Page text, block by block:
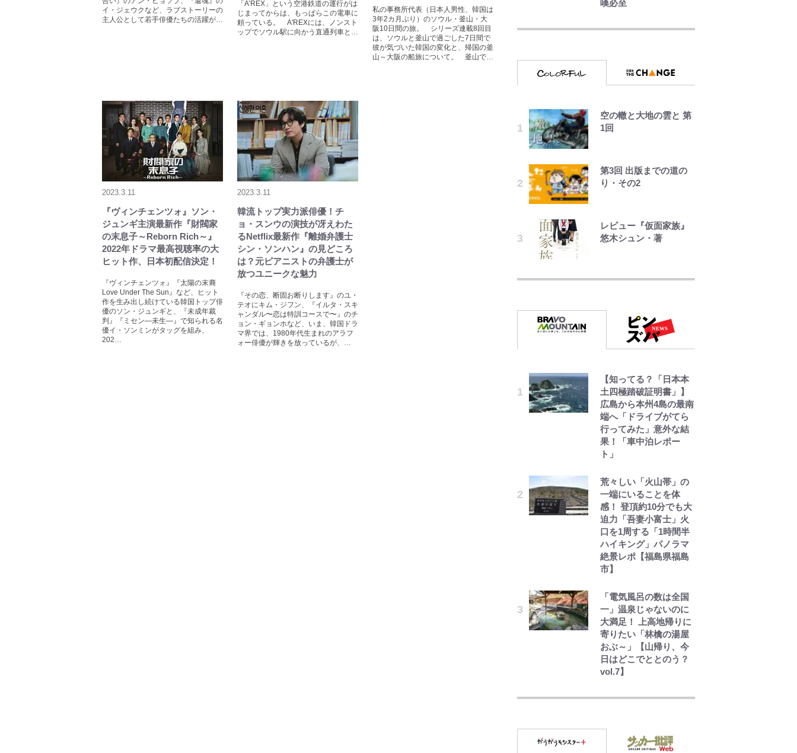
イ・ジェウクなど、ラブストーリーの
主人公として若手俳優たちの活躍が…
「A’REX」という空港鉄道の運行がは
じまってからは、もっぱらこの電車に
頼っている。 A'REXには、ノンスト
ップでソウル駅に向かう直通列車と…
私の事務所代表（日本人男性、韓国は
3年2カ月ぶり）のソウル・釜山・大
阪10日間の旅。 シリーズ連載8回目
は、ソウルと釜山で過ごした7日間で
彼が気づいた韓国の変化と、帰国の釜
山～大阪の船旅について。 釜山で…
2023.3.11
『ヴィンチェンツォ』ソン・
ジュンギ主演最新作『財閥家
の末息子～Reborn Rich～』
2022年ドラマ最高視聴率の大
ヒット作、日本初配信決定！
『ヴィンチェンツォ』『太陽の末裔
Love Under The Sun』など、ヒット
作を生み出し続けている韓国トップ俳
優のソン・ジュンギと、『未成年裁
判』『ミセン―未生―』で知られる名
優イ・ソンミンがタッグを組み、
202…
2023.3.11
韓流トップ実力派俳優！チ
ョ・スンウの演技が冴えわた
るNetflix最新作『離婚弁護士
シン・ソンハン』の見どころ
は？元ピアニストの弁護士が
放つユニークな魅力
『その恋、断固お断りします』のユ・
テオにキム・ジフン、『イルタ・スキ
ャンダル〜恋は特訓コースで〜』のチ
ョン・ギョンホなど、いま、韓国ドラ
マ界では、1980年代生まれのアラフ
ォー俳優が輝きを放っているが、…
嘆必至
オラの引越し物語 サボ
テン大襲撃
でっかい男になりたい
空の轍と大地の雲と 第
1回
第3回 出版までの道の
り・その2
レビュー『仮面家族』
悠木シュン・著
ぜ私服なのか…高級ブ
「ちゃんとおじいちゃ
夫・片岡愛之助との関
係性…互いに一番のお
客さんで刺激をもらう
存在
藤原紀香が23年間続け
るボランティア活動の
だ」との声も跳ね返
す“誰かの役に立ちた
い”という思い
【知ってる？「日本本
土四極踏破証明書」】
広島から本州4島の最南
端へ「ドライブがてら
行ってみた」意外な結
果！「車中泊レポー
ト」
荒々しい「火山帯」の
一端にいることを体
感！ 登頂約10分でも大
迫力「吾妻小富士」火
口を1周する「1時間半
ハイキング」パノラマ
絶景レポ【福島県福島
市】
「電気風呂の数は全国
一」温泉じゃないのに
大満足！ 上高地帰りに
寄りたい「林檎の湯屋
おぶ～」【山帰り、今
日はどこでととのう？
vol.7】
ケメン近影に「顔パン
変の納得理由